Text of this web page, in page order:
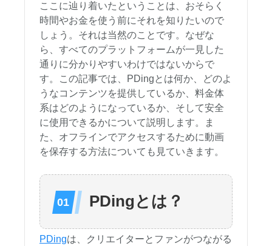
ここに辿り着いたということは、おそらく
時間やお金を使う前にそれを知りたいので
しょう。それは当然のことです。なぜな
ら、すべてのプラットフォームが一見した
通りに分かりやすいわけではないからで
す。この記事では、PDingとは何か、どのよ
うなコンテンツを提供しているか、料金体
系はどのようになっているか、そして安全
に使用できるかについて説明します。ま
た、オフラインでアクセスするために動画
を保存する方法についても見ていきます。
PDingとは？
PDingは、クリエイターとファンがつながる